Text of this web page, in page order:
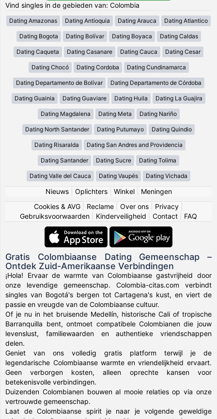
Vind singles in de gebieden van: Colombia
Dating Amazonas Dating Antioquia Dating Arauca Dating Atlantico
Dating Bogota Dating Bolívar Dating Boyaca Dating Caldas
Dating Caqueta Dating Casanare Dating Cauca Dating Cesar
Dating Chocó Dating Cordoba Dating Cundinamarca
Dating Departamento de Bolívar Dating Departamento de Córdoba
Dating Guainia Dating Guaviare Dating Huila Dating La Guajira
Dating Magdalena Dating Meta Dating Nariño
Dating North Santander Dating Putumayo Dating Quindio
Dating Risaralda Dating San Andres and Providencia
Dating Santander Dating Sucre Dating Tolima
Dating Valle del Cauca Dating Vaupés Dating Vichada
Nieuws| Oplichters| Winkel| Meningen
Cookies & AVG
Reclame Over ons Privacy
Gebruiksvoorwaarden
Kinderveiligheid Contact FAQ
Gratis Colombiaanse Dating Gemeenschap –
Ontdek Zuid-Amerikaanse Verbindingen
¡Hola! Ervaar de warmte van Colombiaanse gastvrijheid door
onze levendige gemeenschap. Colombia-citas.com verbindt
singles van Bogotá's bergen tot Cartagena's kust, en viert de
passie en vreugde van de Colombiaanse cultuur.
Of je nu in het bruisende Medellín, historische Cali of tropische
Barranquilla bent, ontmoet compatibele Colombianen die jouw
levenslust, familiewaarden en authentieke vriendschappen
delen.
Geniet van ons volledig gratis platform terwijl je de
legendarische Colombiaanse warmte en vriendelijkheid ervaart.
Geen verborgen kosten, alleen oprechte kansen voor
betekenisvolle verbindingen.
Duizenden Colombianen bouwen al mooie relaties op via onze
vertrouwde gemeenschap.
Laat de Colombiaanse spirit je naar je volgende geweldige